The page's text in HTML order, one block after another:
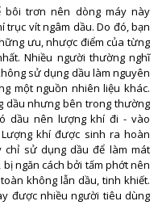
bôi trơn nên dòng máy này
vít ngâm dầu. Do đó, bạn
ưu, nhược điểm của từng
Nhiều người thường nghĩ
sử dụng dầu làm nguyên
một nguồn nhiên liệu khác.
dầu nhưng bên trong thường
dầu nên lượng khí đi - vào
khí được sinh ra hoàn
chỉ sử dụng dầu để làm mát
ngăn cách bởi tấm phớt nên
không lẫn dầu, tinh khiết.
được nhiều người tiêu dùng